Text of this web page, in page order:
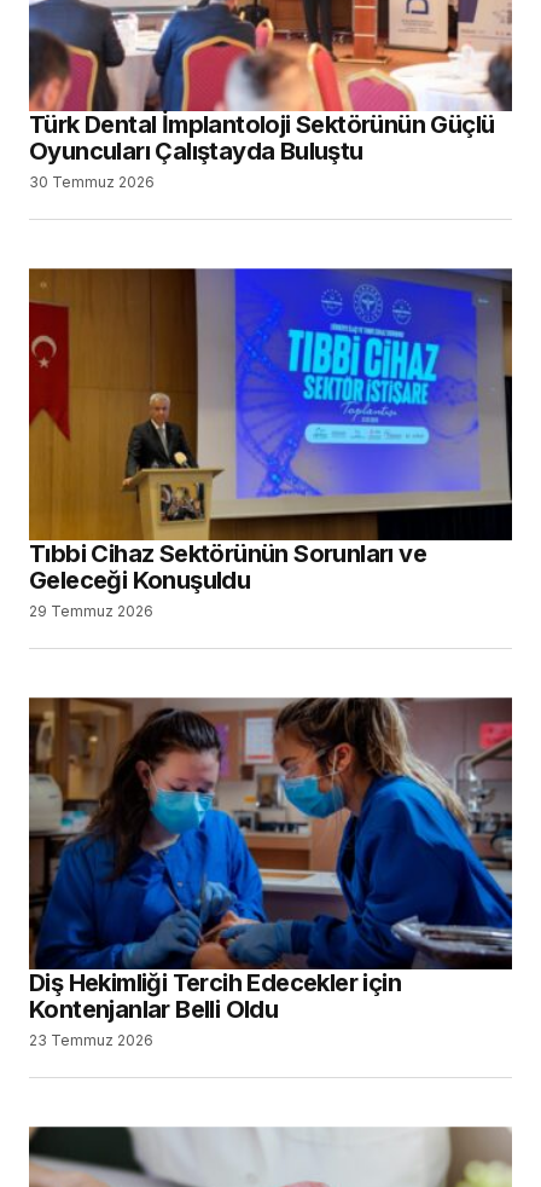
Türk Dental İmplantoloji Sektörünün Güçlü
Oyuncuları Çalıştayda Buluştu
30 Temmuz 2026
Tıbbi Cihaz Sektörünün Sorunları ve
Geleceği Konuşuldu
29 Temmuz 2026
Diş Hekimliği Tercih Edecekler için
Kontenjanlar Belli Oldu
23 Temmuz 2026